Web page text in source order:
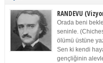
RANDEVU
Orada beni
seninle.
ölümü üstüne
Sen ki kendi
gençliğinin